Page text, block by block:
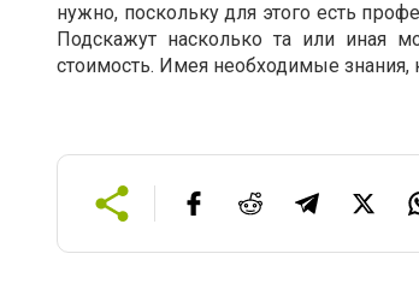
нужно, поскольку для этого есть
Подскажут насколько та или иная
стоимость. Имея необходимые знания,